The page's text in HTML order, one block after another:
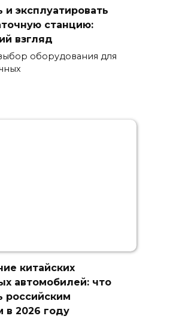
и эксплуатировать
станцию:
взгляд
оборудования для
китайских
автомобилей: что
российским
в 2026 году